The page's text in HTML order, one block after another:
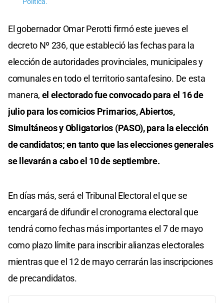
El gobernador Omar Perotti firmó este jueves el
decreto Nº 236, que estableció las fechas para la
elección de autoridades provinciales, municipales y
comunales en todo el territorio santafesino. De esta
manera, el electorado fue convocado para el 16 de
julio para los comicios Primarios, Abiertos,
Simultáneos y Obligatorios (PASO), para la elección
de candidatos; en tanto que las elecciones generales
se llevarán a cabo el 10 de septiembre.
En días más, será el Tribunal Electoral el que se
encargará de difundir el cronograma electoral que
tendrá como fechas más importantes el 7 de mayo
como plazo límite para inscribir alianzas electorales
mientras que el 12 de mayo cerrarán las inscripciones
de precandidatos.